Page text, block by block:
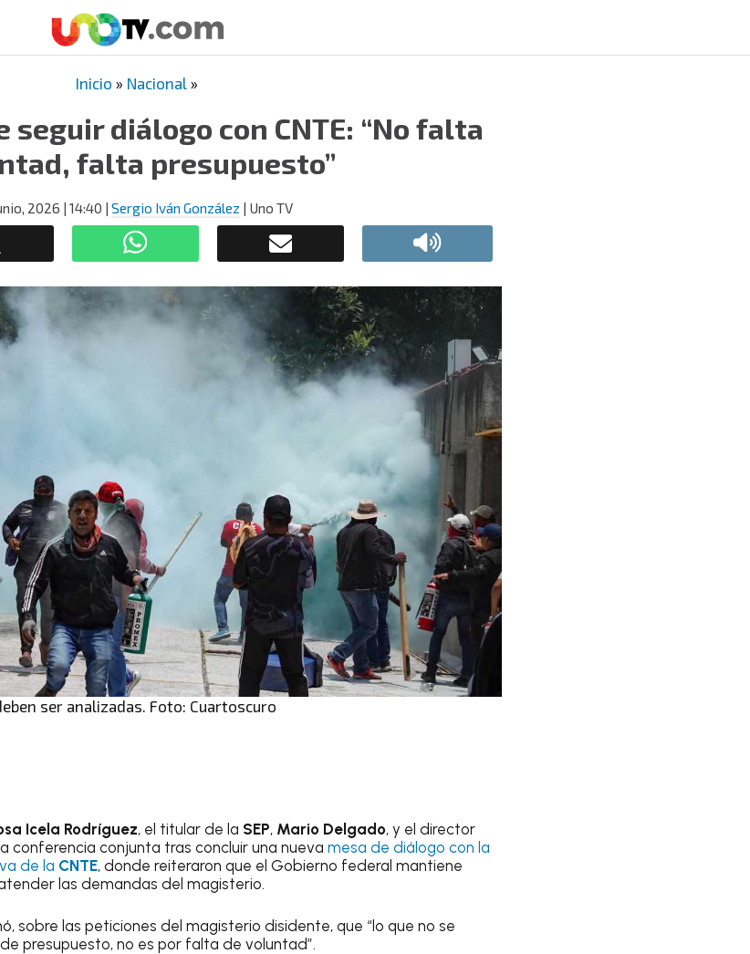
Inicio » Nacional »
seguir diálogo con CNTE: “No falta
falta presupuesto”
2026 | 14:40 | Sergio Iván González | Uno TV
ser analizadas. Foto: Cuartoscuro
Icela Rodríguez, el titular de la SEP, Mario Delgado, y el director
conferencia conjunta tras concluir una nueva mesa de diálogo con la
de la CNTE, donde reiteraron que el Gobierno federal mantiene
las demandas del magisterio.
sobre las peticiones del magisterio disidente, que “lo que no se
presupuesto, no es por falta de voluntad”.